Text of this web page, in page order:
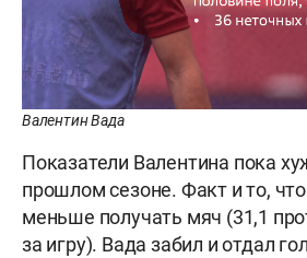
Валентин Вада
Показатели Валентина пока
прошлом сезоне. Факт и то,
меньше получать мяч (31,1
за игру). Вада забил и отдал